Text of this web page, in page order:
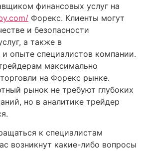
финансовых услуг на
Форекс. Клиенты могут
и безопасности
а также в
опыте специалистов компании.
максимально
на Форекс рынке.
рынок не требуют глубоких
но в аналитике трейдер
к специалистам
возникнут какие-либо вопросы